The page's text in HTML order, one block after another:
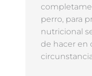
perro, para
nutricional
de hacer en